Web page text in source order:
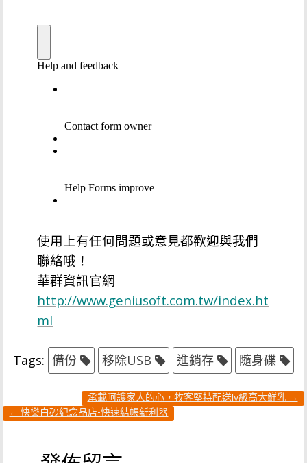
使用上有任何問題或意見都歡迎與我們
聯絡哦！
華群資訊官網
http://www.geniusoft.com.tw/index.ht
ml
Tags: 備份 移除USB 進銷存 隨身碟
承載呵護家人的心，牧客堅持配送lv級高大鮮乳 →
← 快樂白砂紀念品店-快速結帳新利器